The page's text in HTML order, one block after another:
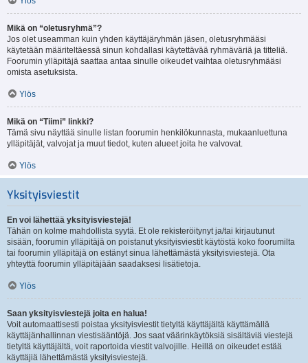
Mikä on “oletusryhmä”?
Jos olet useamman kuin yhden käyttäjäryhmän jäsen, oletusryhmääsi
käytetään määriteltäessä sinun kohdallasi käytettävää ryhmäväriä ja titteliä.
Foorumin ylläpitäjä saattaa antaa sinulle oikeudet vaihtaa oletusryhmääsi
omista asetuksista.
Ylös
Mikä on “Tiimi” linkki?
Tämä sivu näyttää sinulle listan foorumin henkilökunnasta, mukaanluettuna
ylläpitäjät, valvojat ja muut tiedot, kuten alueet joita he valvovat.
Ylös
Yksityisviestit
En voi lähettää yksityisviestejä!
Tähän on kolme mahdollista syytä. Et ole rekisteröitynyt ja/tai kirjautunut
sisään, foorumin ylläpitäjä on poistanut yksityisviestit käytöstä koko foorumilta
tai foorumin ylläpitäjä on estänyt sinua lähettämästä yksityisviestejä. Ota
yhteyttä foorumin ylläpitäjään saadaksesi lisätietoja.
Ylös
Saan yksityisviestejä joita en halua!
Voit automaattisesti poistaa yksityisviestit tietyltä käyttäjältä käyttämällä
käyttäjänhallinnan viestisääntöjä. Jos saat väärinkäytöksiä sisältäviä viestejä
tietyltä käyttäjältä, voit raportoida viestit valvojille. Heillä on oikeudet estää
käyttäjiä lähettämästä yksityisviestejä.